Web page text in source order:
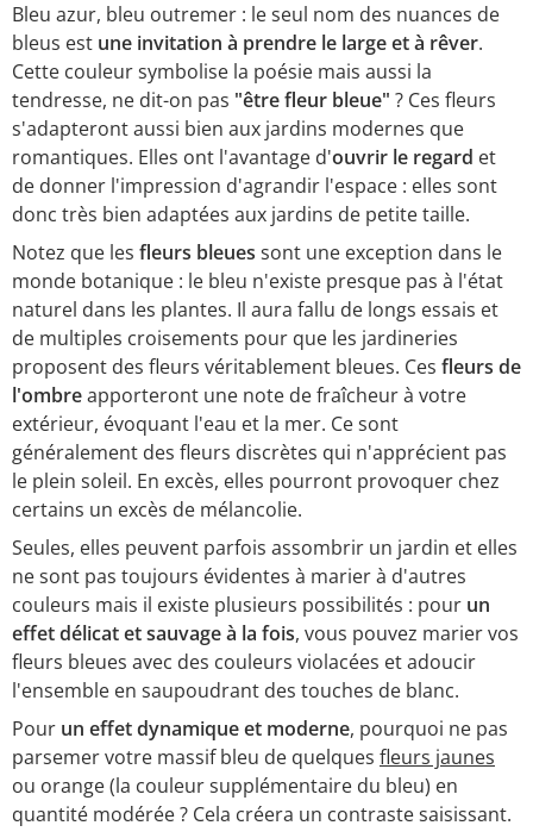
Bleu azur, bleu outremer : le seul nom des nuances de
bleus est une invitation à prendre le large et à rêver.
Cette couleur symbolise la poésie mais aussi la
tendresse, ne dit-on pas "être fleur bleue" ? Ces fleurs
s'adapteront aussi bien aux jardins modernes que
romantiques. Elles ont l'avantage d'ouvrir le regard et
de donner l'impression d'agrandir l'espace : elles sont
donc très bien adaptées aux jardins de petite taille.
Notez que les fleurs bleues sont une exception dans le
monde botanique : le bleu n'existe presque pas à l'état
naturel dans les plantes. Il aura fallu de longs essais et
de multiples croisements pour que les jardineries
proposent des fleurs véritablement bleues. Ces fleurs de
l'ombreapporteront une note de fraîcheur à votre
extérieur, évoquant l'eau et la mer. Ce sont
généralement des fleurs discrètes qui n'apprécient pas
le plein soleil. En excès, elles pourront provoquer chez
certains un excès de mélancolie.
Seules, elles peuvent parfois assombrir un jardin et elles
ne sont pas toujours évidentes à marier à d'autres
couleurs mais il existe plusieurs possibilités : pour un
effet délicat et sauvage à la fois, vous pouvez marier vos
fleurs bleues avec des couleurs violacées et adoucir
l'ensemble en saupoudrant des touches de blanc.
Pour un effet dynamique et moderne, pourquoi ne pas
parsemer votre massif bleu de quelques fleurs jaunes
ou orange (la couleur supplémentaire du bleu) en
quantité modérée ? Cela créera un contraste saisissant.